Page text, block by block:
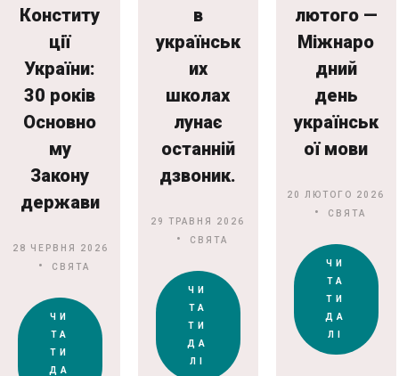
Конститу
ції
України:
30 років
Основно
му
Закону
держави
28 ЧЕРВНЯ 2026
СВЯТА
ЧИ
ТА
ТИ
ДА
в
українськ
их
школах
лунає
останній
дзвоник.
29 ТРАВНЯ 2026
СВЯТА
ЧИ
ТА
ТИ
ДА
ЛІ
лютого —
Міжнаро
дний
день
українськ
ої мови
20 ЛЮТОГО 2026
СВЯТА
ЧИ
ТА
ТИ
ДА
ЛІ